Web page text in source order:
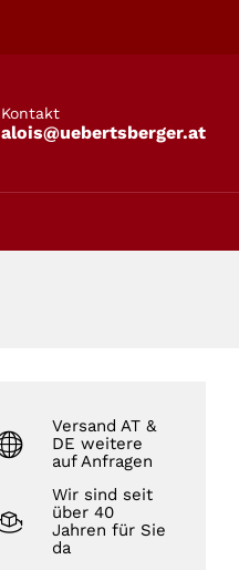
Kontakt
alois@uebertsberger.at
Versand AT &
DE weitere
auf Anfragen
Wir sind seit
über 40
Jahren für Sie
da